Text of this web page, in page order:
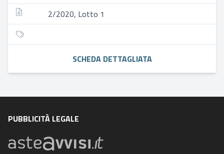
2/2020, Lotto 1
SCHEDA DETTAGLIATA
PUBBLICITÀ LEGALE